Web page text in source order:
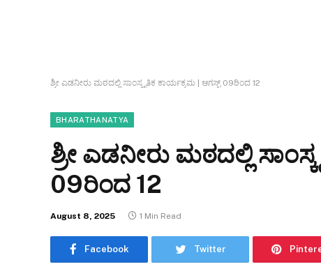
ಶ್ರೀ ಎಡನೀರು ಮಠದಲ್ಲಿ ಸಾಂಸ್ಕೃತಿಕ ಕಾರ್ಯಕ್ರಮ | ಆಗಸ್ಟ್ 09ರಿಂದ 12
BHARATHANATYA
ಶ್ರೀ ಎಡನೀರು ಮಠದಲ್ಲಿ
09ರಿಂದ 12
August 8, 2025 1 Min Read
Facebook Twitter